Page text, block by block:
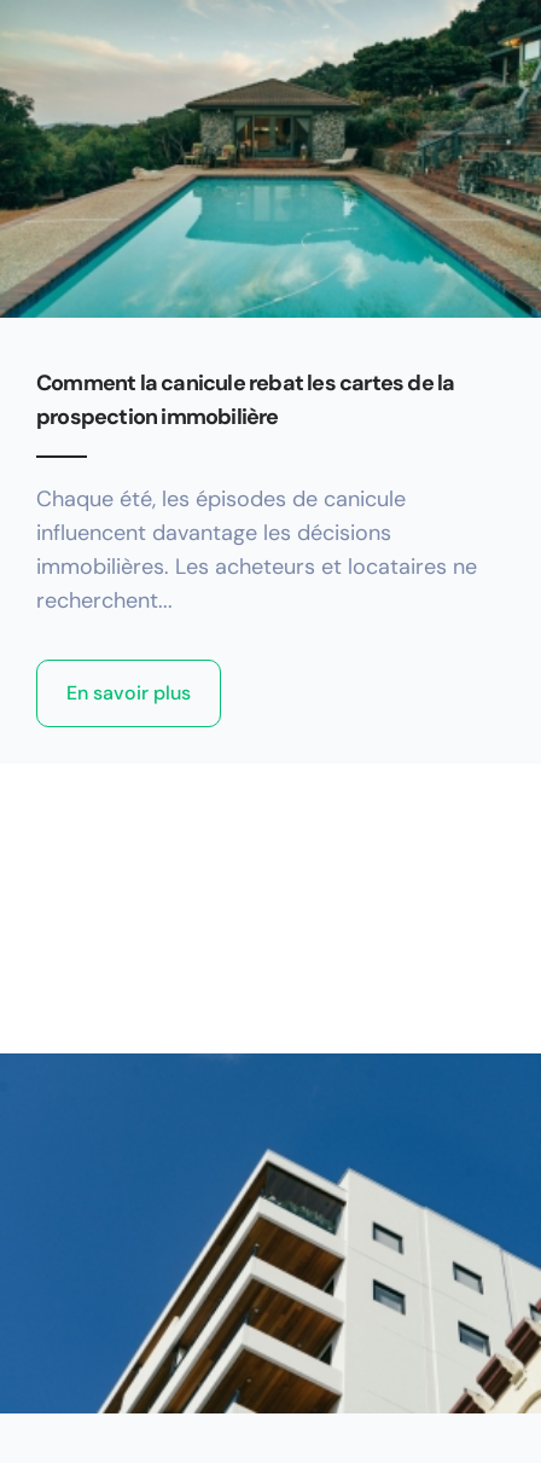
Comment la canicule rebat les cartes de la
prospection immobilière
Chaque été, les épisodes de canicule
influencent davantage les décisions
immobilières. Les acheteurs et locataires ne
recherchent...
En savoir plus